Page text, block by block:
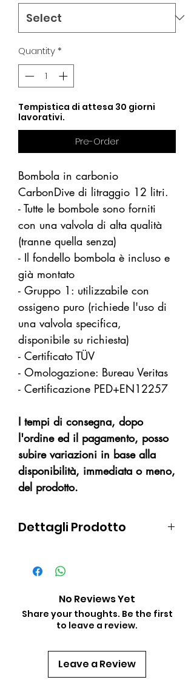
Quantity*
Tempistica di attesa 30 giorni
lavorativi.
Pre-Order
Bombola in carbonio
CarbonDive di litraggio 12 litri.
- Tutte le bombole sono forniti
con una valvola di alta qualità
(tranne quella senza)
- Il fondello bombola è incluso e
già montato
- Gruppo 1: utilizzabile con
ossigeno puro (richiede l'uso di
una valvola specifica,
disponibile su richiesta)
- Certificato TÜV
- Omologazione: Bureau Veritas
- Certificazione PED+EN12257
I tempi di consegna, dopo
l'ordine ed il pagamento, posso
subire variazioni in base alla
disponibilità, immediata o meno,
del prodotto.
Dettagli Prodotto
300 BAR
Lunghezza: 63 cm
Diametro: 18.1 cm
Perimetro: 57 cm
M25x2 EN144-1
No Reviews Yet
Share your thoughts. Be the first
to leave a review.
Leave a Review